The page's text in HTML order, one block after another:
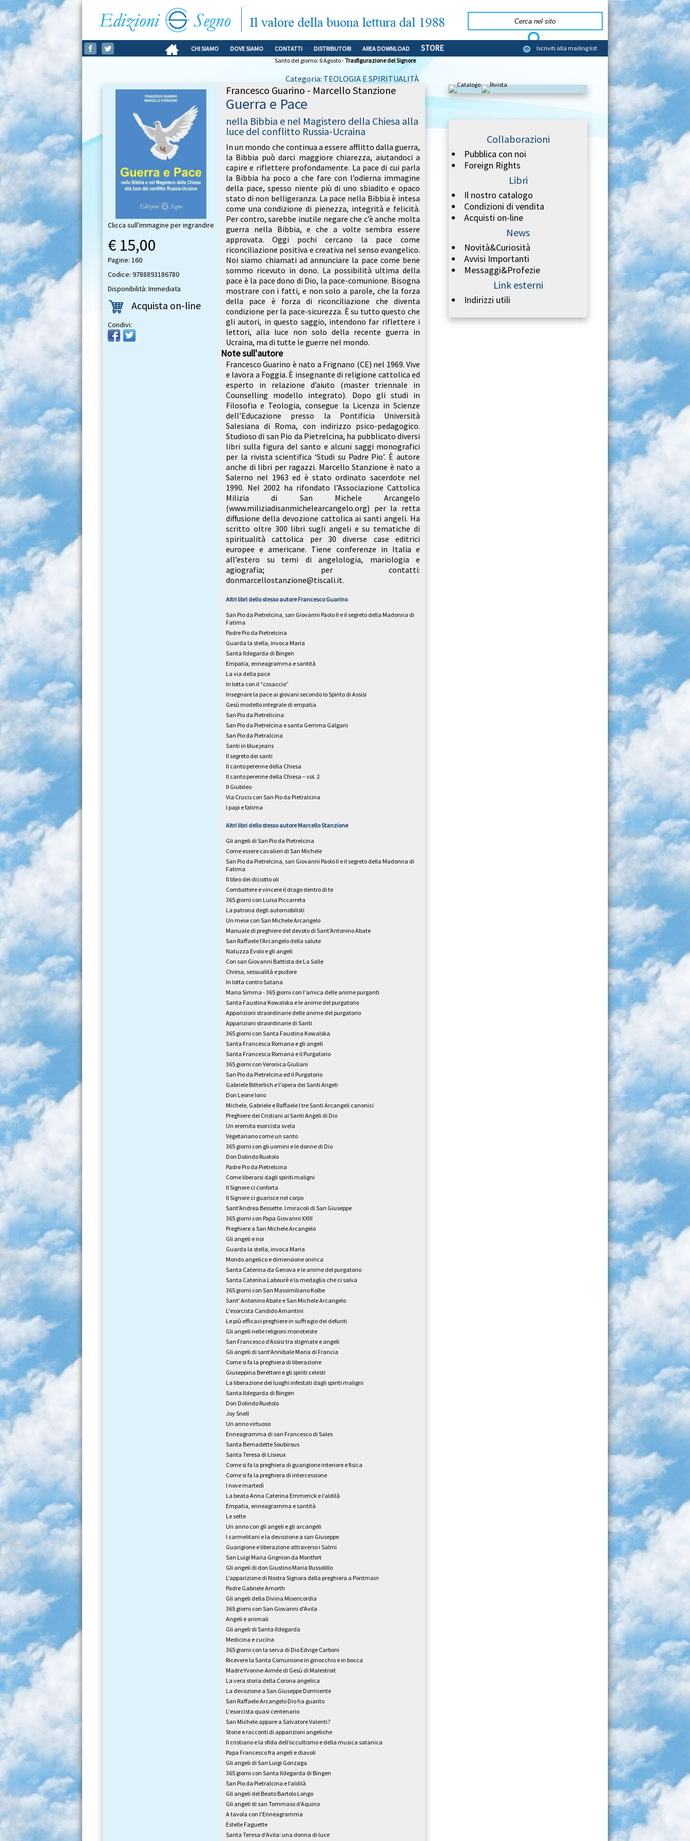
CHI SIAMO DOVE SIAMO CONTATTI DISTRIBUTORI AREA DOWNLOAD STORE
Iscriviti alla mailing list
Santo del giorno: 6 Agosto -Trasfigurazione del Signore
Categoria: TEOLOGIA E SPIRITUALITÀ
Francesco Guarino - Marcello Stanzione
Guerra e Pace
nella Bibbia e nel Magistero della Chiesa alla
luce del conflitto Russia-Ucraina
In un mondo che continua a essere afflitto dalla guerra,
la Bibbia può darci maggiore chiarezza, aiutandoci a
capire e riflettere profondamente. La pace di cui parla
la Bibbia ha poco a che fare con l’odierna immagine
della pace, spesso niente più di uno sbiadito e opaco
stato di non belligeranza. La pace nella Bibbia è intesa
come una condizione di pienezza, integrità e felicità.
Per contro, sarebbe inutile negare che c’è anche molta
guerra nella Bibbia, e che a volte sembra essere
approvata. Oggi pochi cercano la pace come
riconciliazione positiva e creativa nel senso evangelico.
Noi siamo chiamati ad annunciare la pace come bene
sommo ricevuto in dono. La possibilità ultima della
pace è la pace dono di Dio, la pace-comunione. Bisogna
mostrare con i fatti, e non solo a parole, che la forza
della pace è forza di riconciliazione che diventa
condizione per la pace-sicurezza. È su tutto questo che
gli autori, in questo saggio, intendono far riflettere i
lettori, alla luce non solo della recente guerra in
Ucraina, ma di tutte le guerre nel mondo.
Note sull'autore
Francesco Guarino è nato a Frignano (CE) nel 1969. Vive
e lavora a Foggia. È insegnante di religione cattolica ed
esperto in relazione d’aiuto (master triennale in
Counselling modello integrato). Dopo gli studi in
Filosofia e Teologia, consegue la Licenza in Scienze
dell’Educazione presso la Pontificia Università
Salesiana di Roma, con indirizzo psico-pedagogico.
Studioso di san Pio da Pietrelcina, ha pubblicato diversi
libri sulla figura del santo e alcuni saggi monografici
per la rivista scientifica ‘Studi su Padre Pio’. È autore
anche di libri per ragazzi. Marcello Stanzione è nato a
Salerno nel 1963 ed è stato ordinato sacerdote nel
1990. Nel 2002 ha rifondato l’Associazione Cattolica
Milizia di San Michele Arcangelo
(www.miliziadisanmichelearcangelo.org) per la retta
diffusione della devozione cattolica ai santi angeli. Ha
scritto oltre 300 libri sugli angeli e su tematiche di
spiritualità cattolica per 30 diverse case editrici
europee e americane. Tiene conferenze in Italia e
all’estero su temi di angelologia, mariologia e
agiografia; per contatti:
donmarcellostanzione@tiscali.it.
Altri libri dello stesso autoreFrancesco Guarino
San Pio da Pietrelcina, san Giovanni Paolo II e il segreto della Madonna di
Fatima
Padre Pio da Pietrelcina
Guarda la stella, invoca Maria
Santa Ildegarda di Bingen
Empatia, enneagramma e santità
La via della pace
In lotta con il “cosaccio”
Insegnare la pace ai giovani secondo lo Spirito di Assisi
Gesù modello integrale di empatia
San Pio da Pietrelicina
San Pio da Pietrelcina e santa Gemma Galgani
San Pio da Pietralcina
Santi in blue jeans
Il segreto dei santi
Il canto perenne della Chiesa
Il canto perenne della Chiesa – vol. 2
Il Giubileo
Via Crucis con San Pio da Pietralcina
I papi e fatima
Altri libri dello stesso autoreMarcello Stanzione
Gli angeli di San Pio da Pietrelcina
Come essere cavalieri di San Michele
San Pio da Pietrelcina, san Giovanni Paolo II e il segreto della Madonna di
Fatima
Il libro dei diciotto oli
Combattere e vincere il drago dentro di te
365 giorni con Luisa Piccarreta
La patrona degli automobilisti
Un mese con San Michele Arcangelo
Manuale di preghiere del devoto di Sant'Antonino Abate
San Raffaele l'Arcangelo della salute
Natuzza Evolo e gli angeli
Con san Giovanni Battista de La Salle
Chiesa, sessualità e pudore
In lotta contro Satana
Maria Simma - 365 giorni con l'amica delle anime purganti
Santa Faustina Kowalska e le anime del purgatorio
Apparizioni straordinarie delle anime del purgatorio
Apparizioni straordinarie di Santi
365 giorni con Santa Faustina Kowalska
Santa Francesca Romana e gli angeli
Santa Francesca Romana e il Purgatorio
365 giorni con Veronica Giuliani
San Pio da Pietrelcina ed il Purgatorio
Gabriele Bitterlich e l'opera dei Santi Angeli
Don Leone Iorio
Michele, Gabriele e Raffaele I tre Santi Arcangeli canonici
Preghiere dei Cristiani ai Santi Angeli di Dio
Un eremita esorcista svela
Vegetariano come un santo
365 giorni con gli uomini e le donne di Dio
Don Dolindo Ruotolo
Padre Pio da Pietrelcina
Come liberarsi dagli spiriti maligni
Il Signore ci conforta
Il Signore ci guarisce nel corpo
Sant'Andrea Bessette. I miracoli di San Giuseppe
365 giorni con Papa Giovanni XXIII
Preghiere a San Michele Arcangelo
Gli angeli e noi
Guarda la stella, invoca Maria
Mondo angelico e dimensione onirica
Santa Caterina da Genova e le anime del purgatorio
Santa Caterina Labourè e la medaglia che ci salva
365 giorni con San Massimiliano Kolbe
Sant' Antonino Abate e San Michele Arcangelo
L'esorcista Candido Amantini
Le più efficaci preghiere in suffragio dei defunti
Gli angeli nelle religioni monoteiste
San Francesco d’Assisi tra stigmate e angeli
Gli angeli di sant’Annibale Maria di Francia
Come si fa la preghiera di liberazione
Giuseppina Berettoni e gli spiriti celesti
La liberazione dei luoghi infestati dagli spiriti maligni
Santa Ildegarda di Bingen
Don Dolindo Ruotolo
Joy Snell
Un anno virtuoso
Enneagramma di san Francesco di Sales
Santa Bernadette Soubirous
Santa Teresa di Lisieux
Come si fa la preghiera di guarigione interiore e fisica
Come si fa la preghiera di intercessione
I nove martedì
La beata Anna Caterina Emmerick e l’aldilà
Empatia, enneagramma e santità
Le sette
Un anno con gli angeli e gli arcangeli
I carmelitani e la devozione a san Giuseppe
Guarigione e liberazione attraverso i Salmi
San Luigi Maria Grignion da Montfort
Gli angeli di don Giustino Maria Russolillo
L’apparizione di Nostra Signora della preghiera a Pontmain
Padre Gabriele Amorth
Gli angeli della Divina Misericordia
365 giorni con San Giovanni d'Avila
Angeli e animali
Gli angeli di Santa Ildegarda
Medicina e cucina
365 giorni con la serva di Dio Edvige Carboni
Ricevere la Santa Comunione in ginocchio e in bocca
Madre Yvonne-Aimée di Gesù di Malestroit
La vera storia della Corona angelica
La devozione a San Giuseppe Dormiente
San Raffaele Arcangelo Dio ha guarito
L'esorcista quasi centenario
San Michele appare a Salvatore Valenti?
Storie e racconti di apparizioni angeliche
Il cristiano e la sfida dell’occultismo e della musica satanica
Papa Francesco fra angeli e diavoli
Gli angeli di San Luigi Gonzaga
365 giorni con Santa Ildegarda di Bingen
San Pio da Pietralcina e l’aldilà
Gli angeli del Beato Bartolo Longo
Gli angeli di san Tommaso d’Aquino
A tavola con l'Enneagramma
Estelle Faguette
Santa Teresa d’Avila: una donna di luce
Clicca sull'immagine per ingrandire
€ 15,00
Pagine: 160
Codice: 9788893186780
Disponibilità: Immediata
Acquista on-line
Condivi:
Collaborazioni
Pubblica con noi
Foreign Rights
Libri
Il nostro catalogo
Condizioni di vendita
Acquisti on-line
News
Novità&Curiosità
Avvisi Importanti
Messaggi&Profezie
Link esterni
Indirizzi utili